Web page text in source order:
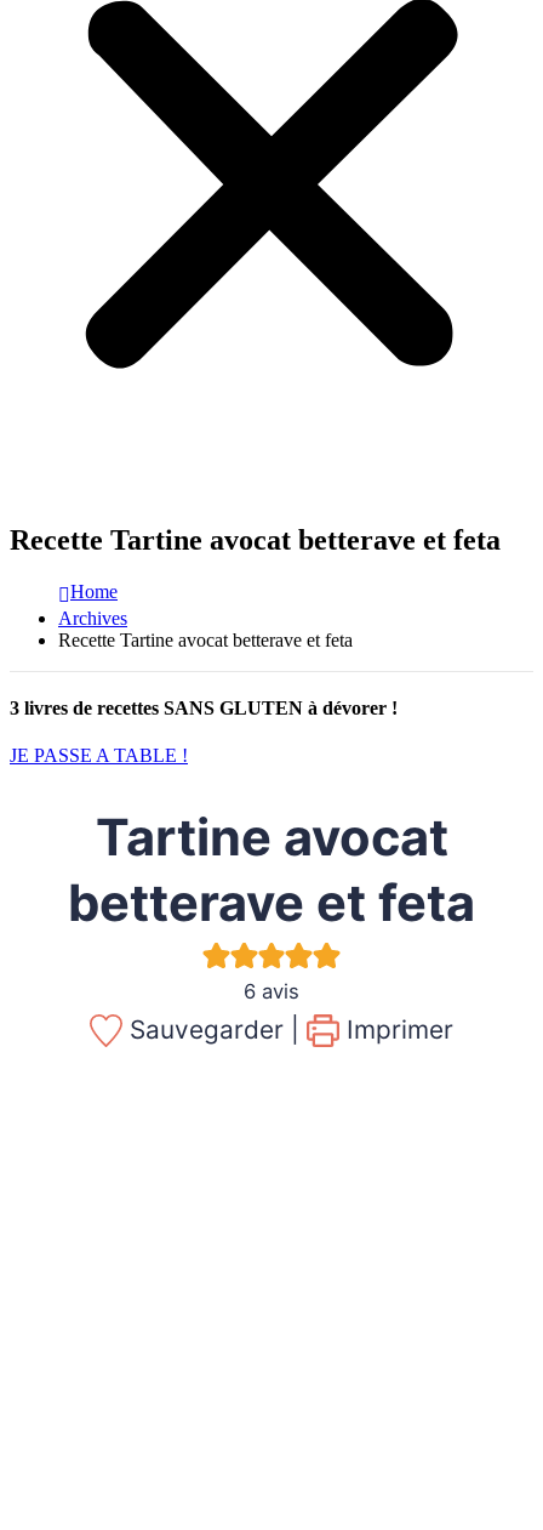
Recette Tartine avocat betterave et feta
Home
Archives
Recette Tartine avocat betterave et feta
3 livres de recettes SANS GLUTEN à dévorer !
JE PASSE A TABLE !
Tartine avocat
betterave et feta
6 avis
Sauvegarder | Imprimer